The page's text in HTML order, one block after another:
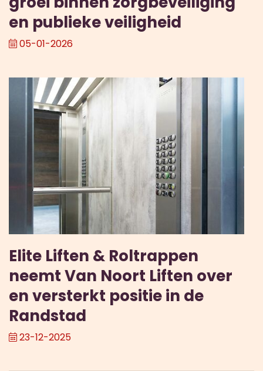
en publieke veiligheid
05-01-2026
Elite Liften & Roltrappen
neemt Van Noort Liften over
en versterkt positie in de
Randstad
23-12-2025